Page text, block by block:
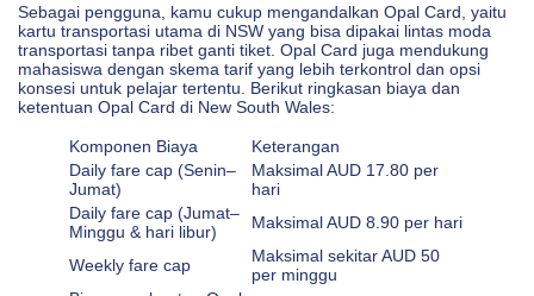
Sebagai pengguna, kamu cukup mengandalkan Opal Card, yaitu
kartu transportasi utama di NSW yang bisa dipakai lintas moda
transportasi tanpa ribet ganti tiket. Opal Card juga mendukung
mahasiswa dengan skema tarif yang lebih terkontrol dan opsi
konsesi untuk pelajar tertentu. Berikut ringkasan biaya dan
ketentuan Opal Card di New South Wales:
Komponen Biaya
Keterangan
Daily fare cap (Senin–
Jumat)
Maksimal AUD 17.80 per
hari
Daily fare cap (Jumat–
Minggu & hari libur)
Maksimal AUD 8.90 per hari
Weekly fare cap
Maksimal sekitar AUD 50
per minggu